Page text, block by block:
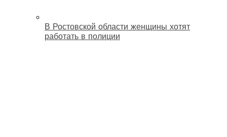
В Ростовской области женщины хотят
работать в полиции